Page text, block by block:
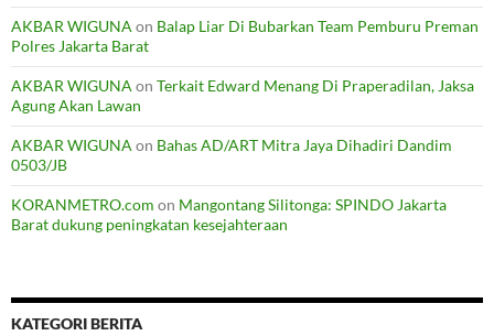
AKBAR WIGUNA on Balap Liar Di Bubarkan Team Pemburu Preman
Polres Jakarta Barat
AKBAR WIGUNA on Terkait Edward Menang Di Praperadilan, Jaksa
Agung Akan Lawan
AKBAR WIGUNA on Bahas AD/ART Mitra Jaya Dihadiri Dandim
0503/JB
KORANMETRO.com on Mangontang Silitonga: SPINDO Jakarta
Barat dukung peningkatan kesejahteraan
KATEGORI BERITA